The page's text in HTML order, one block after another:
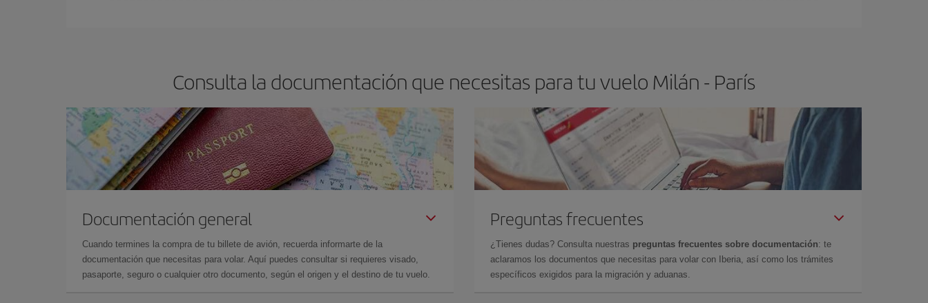
Consulta la documentación que necesitas para tu vuelo Milán - París
Documentación general
Cuando termines la compra de tu billete de avión, recuerda informarte de la
documentación que necesitas para volar. Aquí puedes consultar si requieres visado,
pasaporte, seguro o cualquier otro documento, según el origen y el destino de tu vuelo.
Preguntas frecuentes
¿Tienes dudas? Consulta nuestras preguntas frecuentes sobre documentación: te
aclaramos los documentos que necesitas para volar con Iberia, así como los trámites
específicos exigidos para la migración y aduanas.